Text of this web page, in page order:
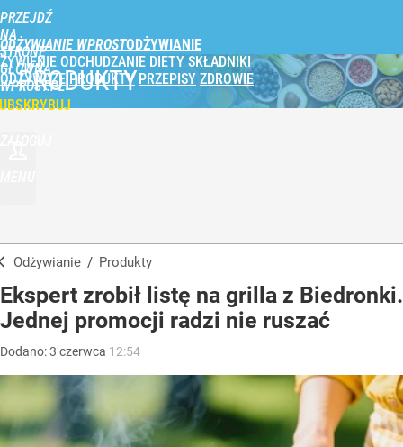
PRZEJDŹ
NA
STRONĘ
GŁÓWNĄ
WPROST.PL
ODŻYWIANIE WPROST
ŻYWIENIE ODCHUDZANIE DIETY SKŁADNIKI
ODŻYWCZE PRODUKTY PRZEPISY ZDROWIE
PRODUKTY
Odżywianie / Produkty
Ekspert zrobił listę na grilla z Biedronki.
Jednej promocji radzi nie ruszać
Dodano:3 czerwca 12:54